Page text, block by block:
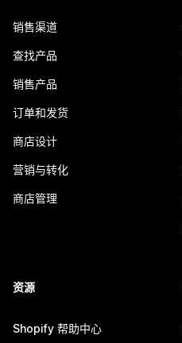
销售渠道
查找产品
销售产品
订单和发货
商店设计
营销与转化
商店管理
资源
Shopify 帮助中心